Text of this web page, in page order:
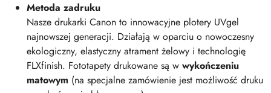
Metoda zadruku
Nasze drukarki Canon to innowacyjne plotery UVgel
najnowszej generacji. Działają w oparciu o nowoczesny
ekologiczny, elastyczny atrament żelowy i technologię
FLXfinish. Fototapety drukowane są w wykończeniu
matowym (na specjalne zamówienie jest możliwość druku